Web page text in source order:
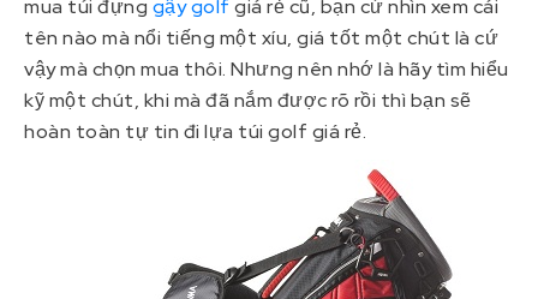
mua túi đựng gậy golf giá rẻ cũ, bạn cứ nhìn xem cái
tên nào mà nổi tiếng một xíu, giá tốt một chút là cứ
vậy mà chọn mua thôi. Nhưng nên nhớ là hãy tìm hiểu
kỹ một chút, khi mà đã nắm được rõ rồi thì bạn sẽ
hoàn toàn tự tin đi lựa túi golf giá rẻ.